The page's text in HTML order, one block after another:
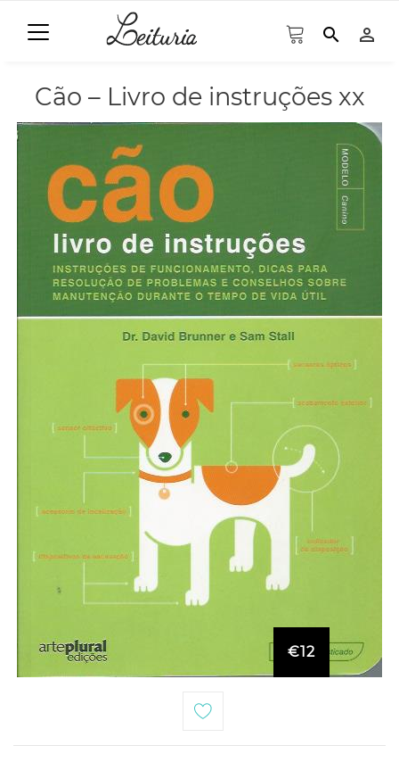
search person_outline
Cão – Livro de instruções xx
€12